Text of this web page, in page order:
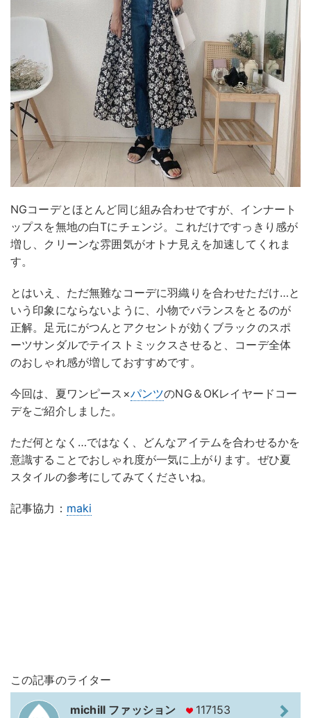
NGコーデとほとんど同じ組み合わせですが、インナート
ップスを無地の白Tにチェンジ。これだけですっきり感が
増し、クリーンな雰囲気がオトナ見えを加速してくれま
す。
とはいえ、ただ無難なコーデに羽織りを合わせただけ…と
いう印象にならないように、小物でバランスをとるのが
正解。足元にがつんとアクセントが効くブラックのスポ
ーツサンダルでテイストミックスさせると、コーデ全体
のおしゃれ感が増しておすすめです。
今回は、夏ワンピース×パンツのNG＆OKレイヤードコー
デをご紹介しました。
ただ何となく…ではなく、どんなアイテムを合わせるかを
意識することでおしゃれ度が一気に上がります。ぜひ夏
スタイルの参考にしてみてくださいね。
記事協力： maki
この記事のライター
michill ファッション 117153